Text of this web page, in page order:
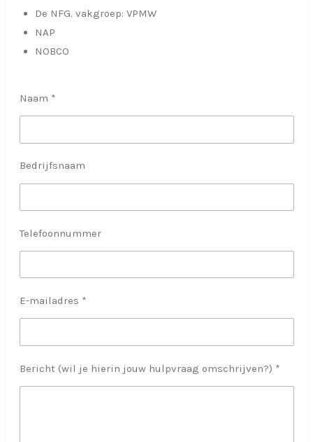
De NFG. vakgroep: VPMW
NAP
NOBCO
Naam *
Bedrijfsnaam
Telefoonnummer
E-mailadres *
Bericht (wil je hierin jouw hulpvraag omschrijven?) *